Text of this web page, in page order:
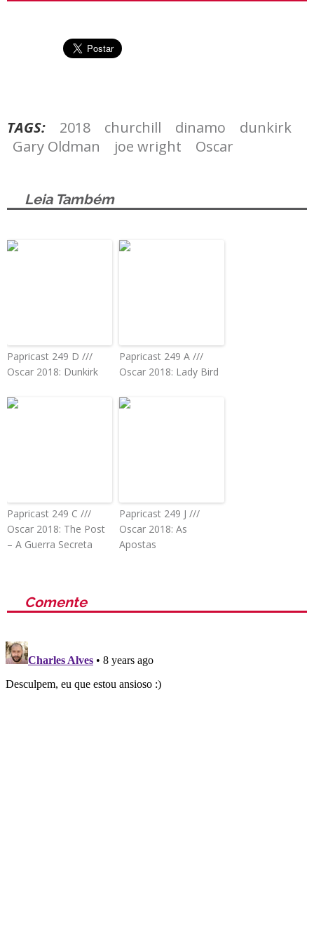
TAGS: 2018 churchill dinamo
dunkirk
Gary Oldman
joe wright Oscar
Leia Também
Papricast 249 D ///
Oscar 2018: Dunkirk
Papricast 249 A ///
Oscar 2018: Lady Bird
Papricast 249 C ///
Oscar 2018: The Post
– A Guerra Secreta
Papricast 249 J ///
Oscar 2018: As
Apostas
Comente